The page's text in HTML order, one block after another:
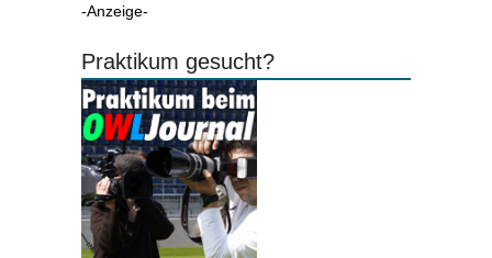
-Anzeige-
Praktikum gesucht?